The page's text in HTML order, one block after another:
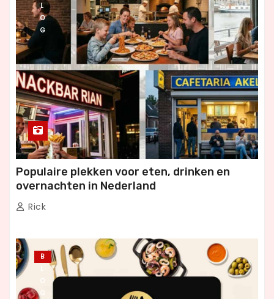
L
O
G
Populaire plekken voor eten, drinken en
overnachten in Nederland
Rick
B
L
O
G